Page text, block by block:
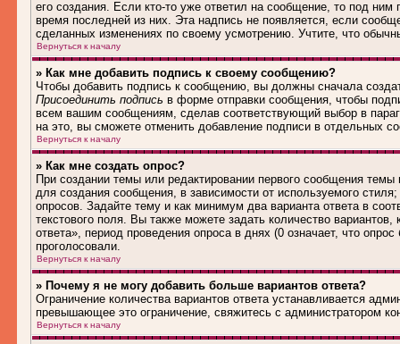
его создания. Если кто-то уже ответил на сообщение, то под
время последней из них. Эта надпись не появляется, если
сделанных изменениях по своему усмотрению. Учтите, что
Вернуться к началу
» Как мне добавить подпись к своему сообщению?
Чтобы добавить подпись к сообщению, вы должны сначала
Присоединить подпись в форме отправки сообщения, чтобы
всем вашим сообщениям, сделав соответствующий выбор в
на это, вы сможете отменить добавление подписи в отдельных
Вернуться к началу
» Как мне создать опрос?
При создании темы или редактировании первого сообщения
для создания сообщения, в зависимости от используемого
опросов. Задайте тему и как минимум два варианта ответа в
текстового поля. Вы также можете задать количество
ответа», период проведения опроса в днях (0 означает, что
проголосовали.
Вернуться к началу
» Почему я не могу добавить больше вариантов ответа?
Ограничение количества вариантов ответа устанавливается
превышающее это ограничение, свяжитесь с администратором
Вернуться к началу